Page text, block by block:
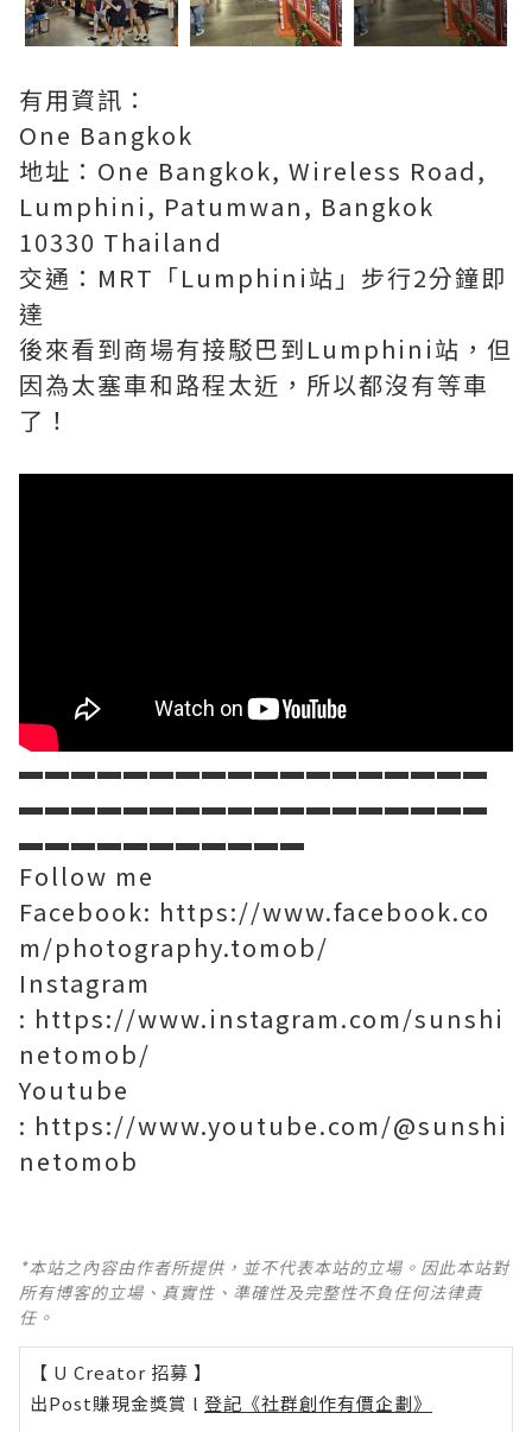
有用資訊：
One Bangkok
地址：One Bangkok, Wireless Road,
Lumphini, Patumwan, Bangkok
10330 Thailand
交通：MRT「Lumphini站」步行2分鐘即
達
後來看到商場有接駁巴到Lumphini站，但
因為太塞車和路程太近，所以都沒有等車
了！
▬▬▬▬▬▬▬▬▬▬▬▬▬▬▬▬▬▬
▬▬▬▬▬▬▬▬▬▬▬▬▬▬▬▬▬▬
▬▬▬▬▬▬▬▬▬▬▬
Follow me
Facebook: https://www.facebook.co
m/photography.tomob/
Instagram
: https://www.instagram.com/sunshi
netomob/
Youtube
: https://www.youtube.com/@sunshi
netomob
*本站之內容由作者所提供，並不代表本站的立場。因此本站對
所有博客的立場、真實性、準確性及完整性不負任何法律責
任。
【 U Creator 招募 】
出Post賺現金獎賞 l 登記《社群創作有價企劃》